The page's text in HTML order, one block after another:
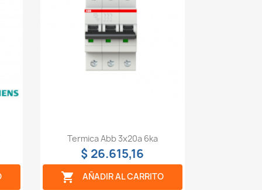
Vista rápida
Termica Abb 3x20a 6ka
$ 26.615,16
 AÑADIR AL CARRITO